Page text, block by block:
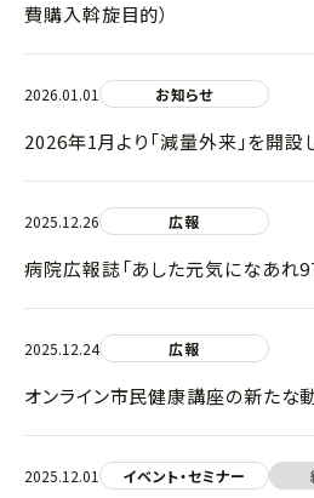
費購入斡旋目的）
2026.01.01 お知らせ
2026年1月より「減量外来」を開設
2025.12.26 広報
病院広報誌「あした元気になあれ
2025.12.24 広報
オンライン市民健康講座の新たな
2025.12.01 イベント・セミナー